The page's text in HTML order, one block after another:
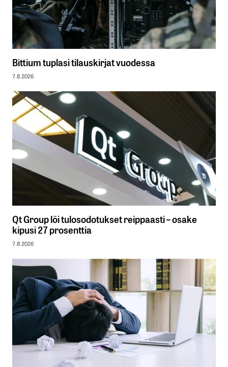
Bittium tuplasi tilauskirjat vuodessa
7.8.2026
Qt Group löi tulosodotukset reippaasti – osake
kipusi 27 prosenttia
7.8.2026